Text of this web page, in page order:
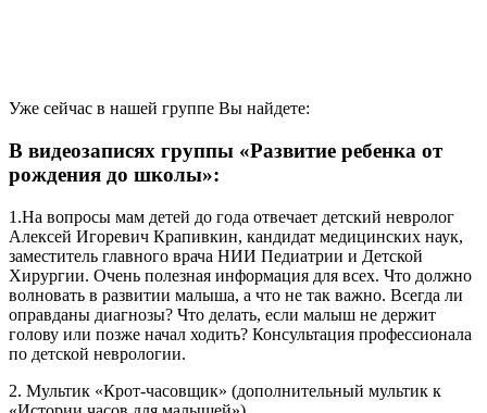
Уже сейчас в нашей группе Вы найдете:
В видеозаписях группы «Развитие ребенка от
рождения до школы»:
1.На вопросы мам детей до года отвечает детский невролог
Алексей Игоревич Крапивкин, кандидат медицинских наук,
заместитель главного врача НИИ Педиатрии и Детской
Хирургии. Очень полезная информация для всех. Что должно
волновать в развитии малыша, а что не так важно. Всегда ли
оправданы диагнозы? Что делать, если малыш не держит
голову или позже начал ходить? Консультация профессионала
по детской неврологии.
2. Мультик «Крот-часовщик» (дополнительный мультик к